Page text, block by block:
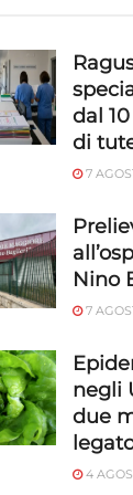
dal
di
7
Nino
7
negli
due
4